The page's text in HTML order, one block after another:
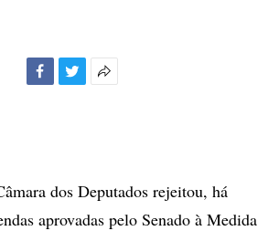
dos Deputados rejeitou, há
aprovadas pelo Senado à Medida